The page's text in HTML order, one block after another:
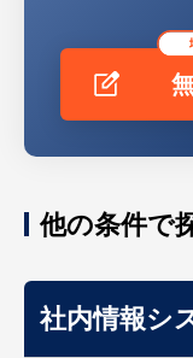
他の条件で
社内情報シ